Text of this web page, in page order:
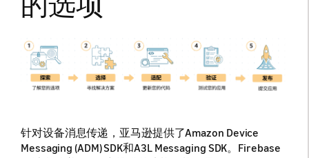
针对设备消息传递，亚马逊提供了Amazon Device
Messaging (ADM) SDK和A3L Messaging SDK。Firebase